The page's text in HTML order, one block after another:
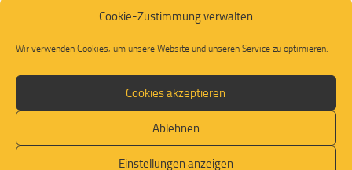
Cookie-Zustimmung verwalten
Wir verwenden Cookies, um unsere Website und unseren Service zu optimieren.
Cookies akzeptieren
Ablehnen
Einstellungen anzeigen